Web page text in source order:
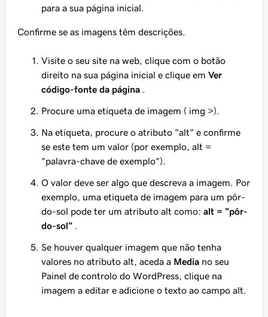
para a sua página inicial.
Confirme se as imagens têm descrições.
Visite o seu site na web, clique com o botão
direito na sua página inicial e clique em Ver
código-fonte da página
Procure uma etiqueta de imagem ( img >).
Na etiqueta, procure o atributo "alt" e confirme
se este tem um valor (por exemplo, alt =
”palavra-chave de exemplo”).
O valor deve ser algo que descreva a imagem. Por
exemplo, uma etiqueta de imagem para um pôr-
do-sol pode ter um atributo alt como: alt = ”pôr-
do-sol”
Se houver qualquer imagem que não tenha
valores no atributo alt, aceda a Media no seu
Painel de controlo do WordPress, clique na
imagem a editar e adicione o texto ao campo alt.